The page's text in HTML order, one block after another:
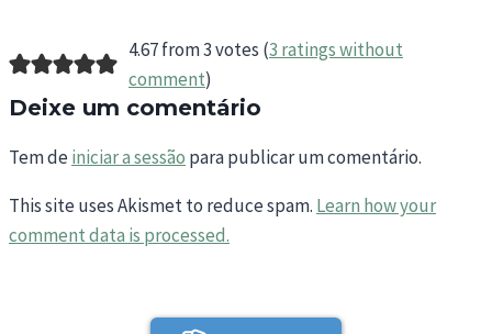
4.67 from 3 votes (3 ratings without
comment)
Deixe um comentário
Tem deiniciar a sessão para publicar um comentário.
This site uses Akismet to reduce spam. Learn how your
comment data is processed.